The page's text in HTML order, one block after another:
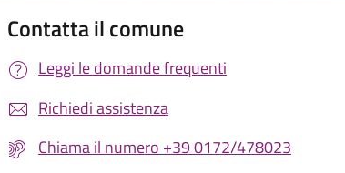
Contatta il comune
Leggi le domande frequenti
Richiedi assistenza
Chiama il numero +39 0172/478023